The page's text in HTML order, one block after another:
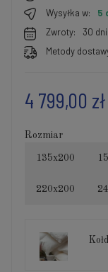
Wysyłka w:
5
Zwroty:
30
Metody
4 799,00 zł
Rozmiar
135x200
220x200